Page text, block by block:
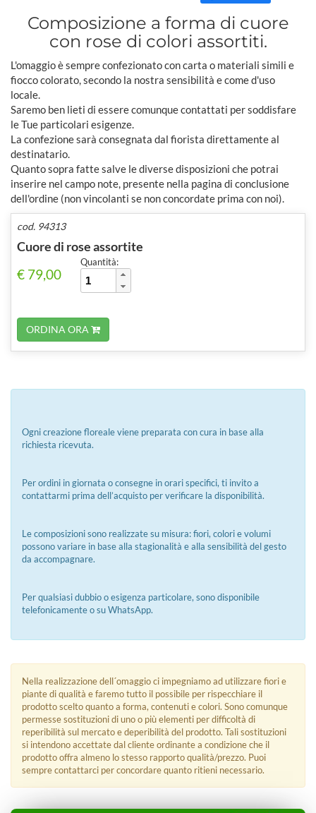
Composizione a forma di cuore
con rose di colori assortiti.
L'omaggio è sempre confezionato con carta o materiali simili e
fiocco colorato, secondo la nostra sensibilità e come d'uso
locale.
Saremo ben lieti di essere comunque contattati per soddisfare
le Tue particolari esigenze.
La confezione sarà consegnata dal fiorista direttamente al
destinatario.
Quanto sopra fatte salve le diverse disposizioni che potrai
inserire nel campo note, presente nella pagina di conclusione
dell'ordine (non vincolanti se non concordate prima con noi).
cod. 94313
Cuore di rose assortite
€ 79,00
Quantità:
ORDINA ORA
Ogni creazione floreale viene preparata con cura in base alla
richiesta ricevuta.
Per ordini in giornata o consegne in orari specifici, ti invito a
contattarmi prima dell’acquisto per verificare la disponibilità.
Le composizioni sono realizzate su misura: fiori, colori e volumi
possono variare in base alla stagionalità e alla sensibilità del gesto
da accompagnare.
Per qualsiasi dubbio o esigenza particolare, sono disponibile
telefonicamente o su WhatsApp.
Nella realizzazione dell´omaggio ci impegniamo ad utilizzare fiori e
piante di qualità e faremo tutto il possibile per rispecchiare il
prodotto scelto quanto a forma, contenuti e colori. Sono comunque
permesse sostituzioni di uno o più elementi per difficoltà di
reperibilità sul mercato e deperibilità del prodotto. Tali sostituzioni
si intendono accettate dal cliente ordinante a condizione che il
prodotto offra almeno lo stesso rapporto qualità/prezzo. Puoi
sempre contattarci per concordare quanto ritieni necessario.